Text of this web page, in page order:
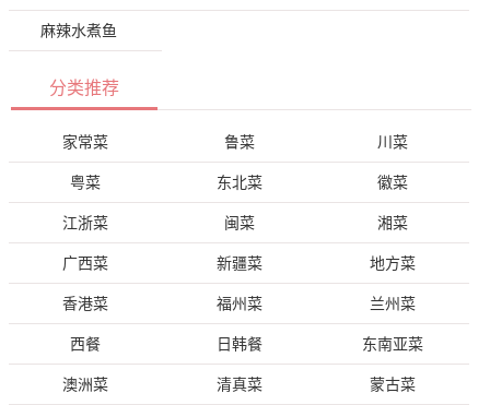
麻辣水煮鱼
分类推荐
家常菜 鲁菜 川菜
粤菜 东北菜 徽菜
江浙菜 闽菜 湘菜
广西菜 新疆菜 地方菜
香港菜 福州菜 兰州菜
西餐 日韩餐 东南亚菜
澳洲菜 清真菜 蒙古菜